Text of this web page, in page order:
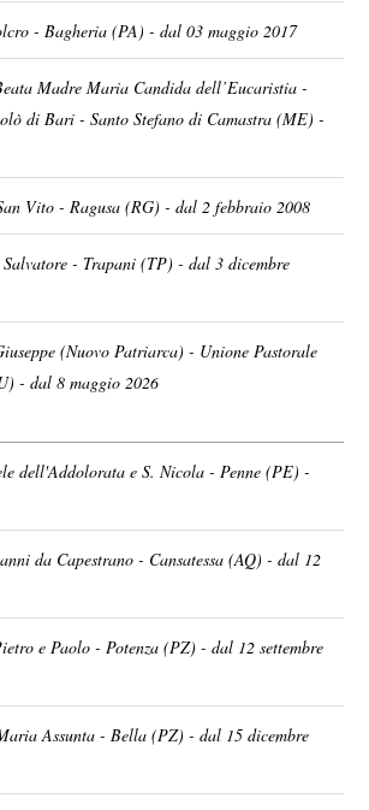
- Bagheria (PA) - dal 03 maggio 2017
Madre Maria Candida dell’Eucaristia -
di Bari - Santo Stefano di Camastra (ME) -
Vito - Ragusa (RG) - dal 2 febbraio 2008
- Trapani (TP) - dal 3 dicembre
(Nuovo Patriarca) - Unione Pastorale
- dal 8 maggio 2026
dell'Addolorata e S. Nicola - Penne (PE) -
da Capestrano - Cansatessa (AQ) - dal 12
e Paolo - Potenza (PZ) - dal 12 settembre
Assunta - Bella (PZ) - dal 15 dicembre